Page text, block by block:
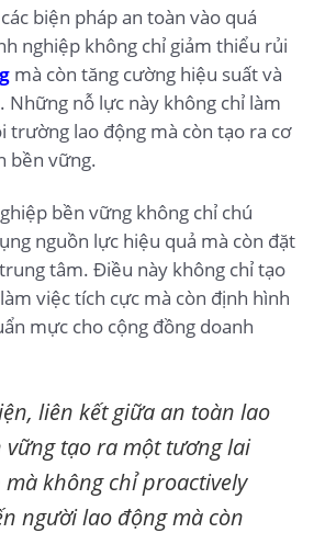
biện pháp an toàn vào quá
nghiệp không chỉ giảm thiểu rủi
mà còn tăng cường hiệu suất và
Những nỗ lực này không chỉ làm
trường lao động mà còn tạo ra cơ
bền vững.
bền vững không chỉ chú
nguồn lực hiệu quả mà còn đặt
tâm. Điều này không chỉ tạo
việc tích cực mà còn định hình
mực cho cộng đồng doanh
liên kết giữa an toàn lao
vững tạo ra một tương lai
không chỉ proactively
người lao động mà còn